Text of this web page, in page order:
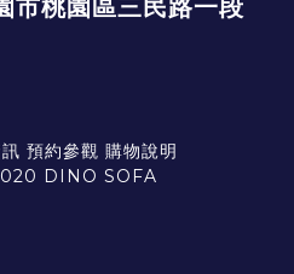
市桃園區三民路一段
預約參觀 購物說明
DINO SOFA